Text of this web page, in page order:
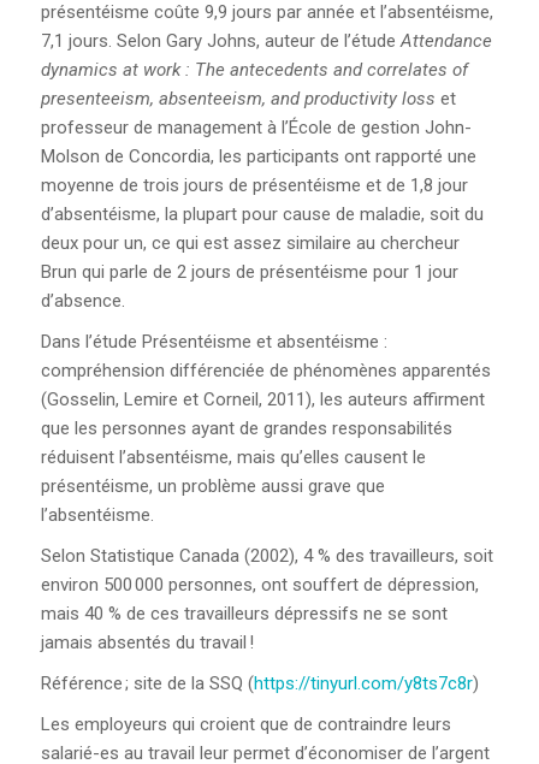
présentéisme coûte 9,9 jours par année et l’absentéisme,
7,1 jours. Selon Gary Johns, auteur de l’étudeAttendance
dynamics at work : The antecedents and correlates of
presenteeism, absenteeism, and productivity loss et
professeur de management à l’École de gestion John-
Molson de Concordia, les participants ont rapporté une
moyenne de trois jours de présentéisme et de 1,8 jour
d’absentéisme, la plupart pour cause de maladie, soit du
deux pour un, ce qui est assez similaire au chercheur
Brun qui parle de 2 jours de présentéisme pour 1 jour
d’absence.
Dans l’étude Présentéisme et absentéisme :
compréhension différenciée de phénomènes apparentés
(Gosselin, Lemire et Corneil, 2011), les auteurs affirment
que les personnes ayant de grandes responsabilités
réduisent l’absentéisme, mais qu’elles causent le
présentéisme, un problème aussi grave que
l’absentéisme.
Selon Statistique Canada (2002), 4 % des travailleurs, soit
environ 500 000 personnes, ont souffert de dépression,
mais 40 % de ces travailleurs dépressifs ne se sont
jamais absentés du travail !
Référence ; site de la SSQ (https://tinyurl.com/y8ts7c8r)
Les employeurs qui croient que de contraindre leurs
salarié-es au travail leur permet d’économiser de l’argent